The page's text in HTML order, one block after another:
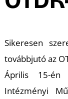
Sikeresen
továbbjutó az
Április 15-én
Intézményi